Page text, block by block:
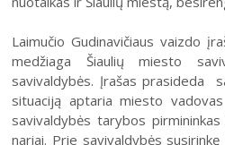
Kainoraštis
Mano ir mūsų
Vaikams
Suaugusiesiems
Šiaulių m. sav.
Kultūros pasas
PR AN TR
skelbimai, piešiniai ir
1991 m. sausio mėn.
plakatai
1991 m. sausio mėn.
dokumentai
Laimučio Gudinavičiaus vaizdo
medžiaga Šiaulių miesto
savivaldybės. Įrašas prasideda
situaciją aptaria miesto
savivaldybės tarybos
nariai. Prie savivaldybės